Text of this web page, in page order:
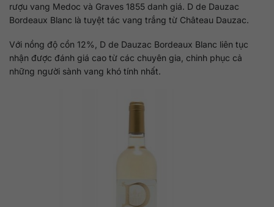
rượu vang Medoc và Graves 1855 danh giá. D de Dauzac
Bordeaux Blanc là tuyệt tác vang trắng từ Château Dauzac.
Với nồng độ cồn 12%, D de Dauzac Bordeaux Blanc liên tục
nhận được đánh giá cao từ các chuyên gia, chinh phục cả
những người sành vang khó tính nhất.